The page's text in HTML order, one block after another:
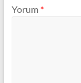
Yorum *